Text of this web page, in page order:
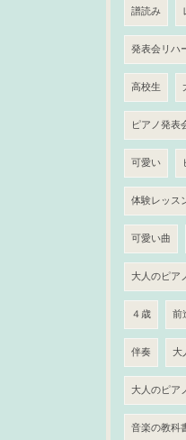
譜読み
発表会リハ
高校生
ピアノ発表
可愛い
体験レッス
可愛い曲
大人のピア
４歳 前
伴奏 大
大人のピア
音楽の教科